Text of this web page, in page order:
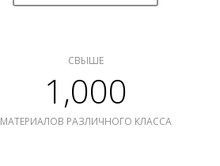
СВЫШЕ
1,000
МАТЕРИАЛОВ РАЗЛИЧНОГО КЛАССА